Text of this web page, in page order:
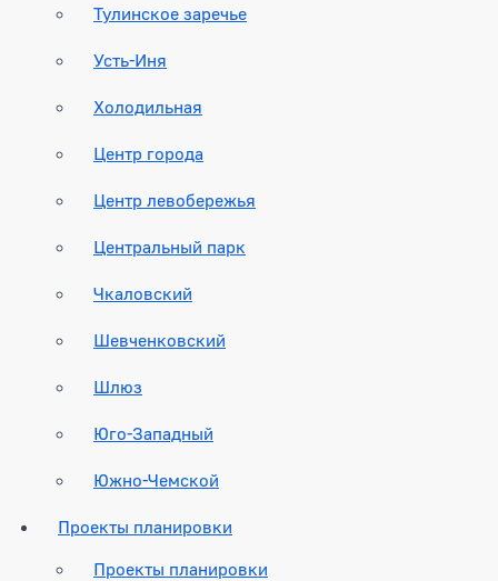
Тулинское заречье
Усть-Иня
Холодильная
Центр города
Центр левобережья
Центральный парк
Чкаловский
Шевченковский
Шлюз
Юго-Западный
Южно-Чемской
Проекты планировки
Проекты планировки